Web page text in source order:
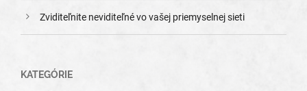
Zviditeľnite neviditeľné vo vašej priemyselnej sieti
KATEGÓRIE